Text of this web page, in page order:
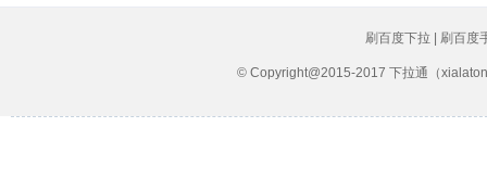
刷百度下拉 | 刷百度
© Copyright@2015-2017 下拉通（